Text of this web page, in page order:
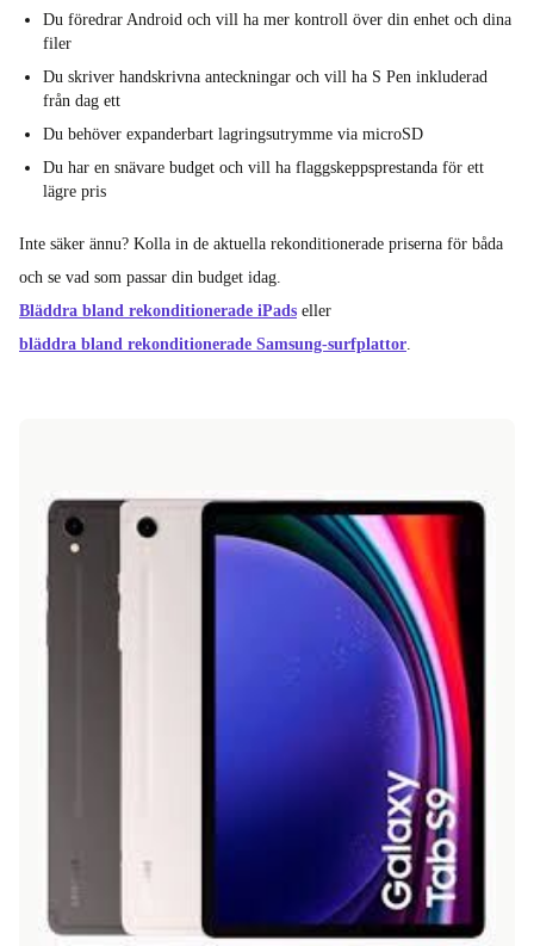
Du föredrar Android och vill ha mer kontroll över din enhet och dina
filer
Du skriver handskrivna anteckningar och vill ha S Pen inkluderad
från dag ett
Du behöver expanderbart lagringsutrymme via microSD
Du har en snävare budget och vill ha flaggskeppsprestanda för ett
lägre pris
Inte säker ännu? Kolla in de aktuella rekonditionerade priserna för båda
och se vad som passar din budget idag.
Bläddra bland rekonditionerade iPads eller
bläddra bland rekonditionerade Samsung-surfplattor.